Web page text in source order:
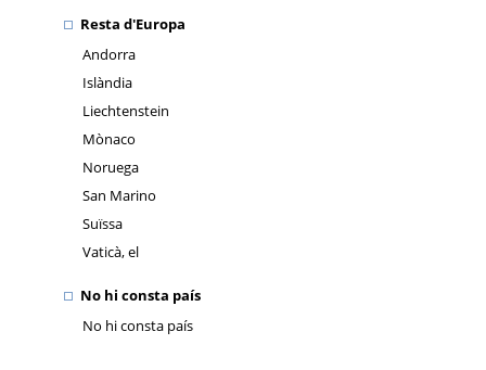
Resta d'Europa
Andorra
Islàndia
Liechtenstein
Mònaco
Noruega
San Marino
Suïssa
Vaticà, el
No hi consta país
No hi consta país